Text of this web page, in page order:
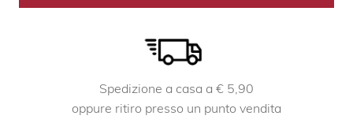
Spedizione a casa a € 5,90
oppure ritiro presso un punto vendita